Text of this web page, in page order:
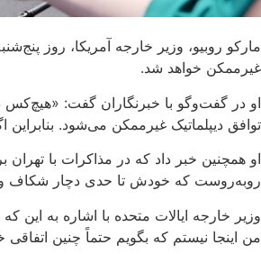
غیرممکن خواهد شد.
او در گفت‌وگو با خبرنگاران گفت: «هیچ‌کس
توافق دیپلماتیک غیرممکن می‌شود.
او همچنین خبر داد که در مذاکرات با
روبه‌روست که خودش تا حدی دچار شکاف
وزیر خارجه ایالات متحده با اشاره به
من اینجا نیستم که بگویم حتماً چنین اتفاقی